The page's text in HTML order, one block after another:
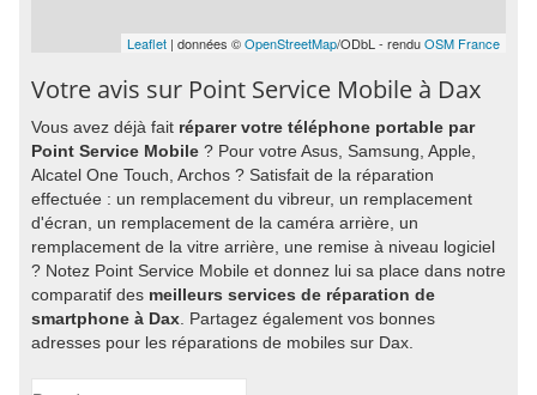
Leaflet | données ©OpenStreetMap/ODbL - renduOSM France
Votre avis sur Point Service Mobile à Dax
Vous avez déjà fait réparer votre téléphone portable par
Point Service Mobile ? Pour votre Asus, Samsung, Apple,
Alcatel One Touch, Archos ? Satisfait de la réparation
effectuée : un remplacement du vibreur, un remplacement
d'écran, un remplacement de la caméra arrière, un
remplacement de la vitre arrière, une remise à niveau logiciel
? Notez Point Service Mobile et donnez lui sa place dans notre
comparatif des meilleurs services de réparation de
smartphone à Dax . Partagez également vos bonnes
adresses pour les réparations de mobiles sur Dax.